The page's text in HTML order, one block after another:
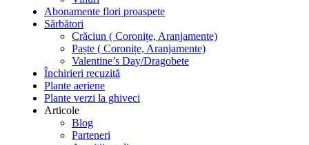
Abonamente flori proaspete
Sărbători
Crăciun ( Coronițe, Aranjamente)
Paște ( Coronițe, Aranjamente)
Valentine’s Day/Dragobete
Închirieri recuzită
Plante aeriene
Plante verzi la ghiveci
Articole
Blog
Parteneri